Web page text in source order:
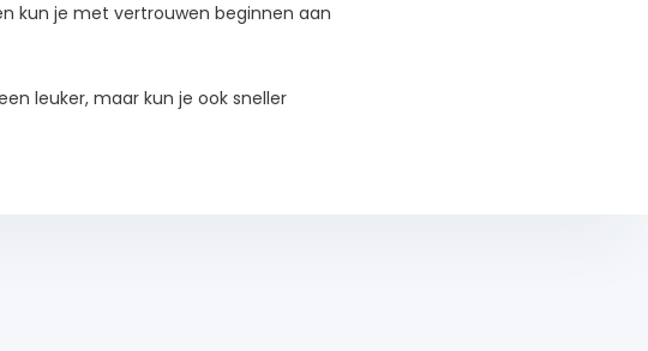
kun je met vertrouwen beginnen aan
leuker, maar kun je ook sneller